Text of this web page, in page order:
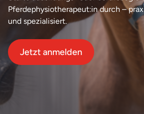
Pferdephysiotherapeut:in durch –
und spezialisiert.
Jetzt anmelden